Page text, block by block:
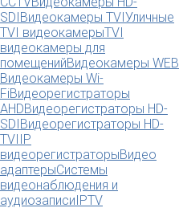
SDIВидеокамеры TVIУличные
TVI видеокамерыTVI
видеокамеры для
помещенийВидеокамеры WEB
Видеокамеры Wi-
FiВидеорегистраторы
AHDВидеорегистраторы HD-
SDIВидеорегистраторы HD-
TVI IP
видеорегистраторыВидео
адаптерыСистемы
видеонаблюдения и
аудиозаписиIPTV